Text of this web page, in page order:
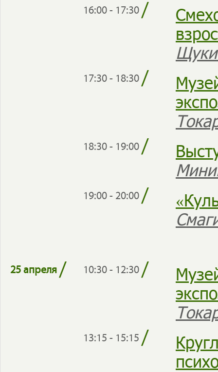
16:00 - 17:30/
17:30 - 18:30/
18:30 - 19:00/
19:00 - 20:00/
25 апреля/ 10:30 - 12:30/
13:15 - 15:15 /